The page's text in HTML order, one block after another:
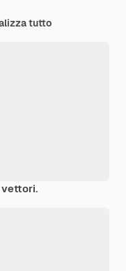
tutto
vettori.